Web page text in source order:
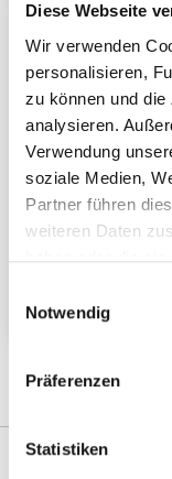
Diese Webseite
Wir verwenden
personalisieren,
zu können und
analysieren.
Verwendung
soziale Medien,
Partner führen
weiteren Daten
haben oder die
Notwendig
Präferenzen
Statistiken
RUD VIP-